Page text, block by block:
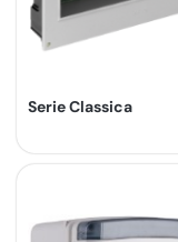
Serie Classica